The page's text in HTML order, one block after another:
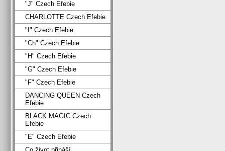
"J" Czech Efebie
CHARLOTTE Czech Efebie
"I" Czech Efebie
"Ch" Czech Efebie
"H" Czech Efebie
"G" Czech Efebie
"F" Czech Efebie
DANCING QUEEN Czech
Efebie
BLACK MAGIC Czech
Efebie
"E" Czech Efebie